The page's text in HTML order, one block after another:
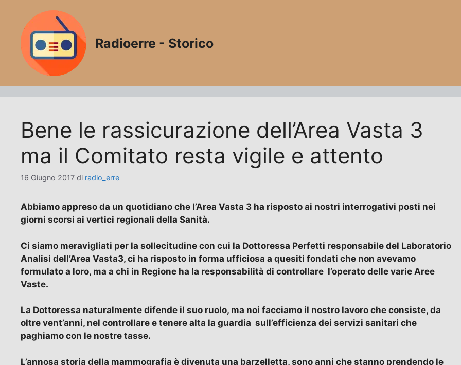
contenuto
Radioerre - Storico
Bene le rassicurazione dell’Area Vasta 3
ma il Comitato resta vigile e attento
16 Giugno 2017 di radio_erre
Abbiamo appreso da un quotidiano che l’Area Vasta 3 ha risposto ai nostri interrogativi posti nei
giorni scorsi ai vertici regionali della Sanità.
Ci siamo meravigliati per la sollecitudine con cui la Dottoressa Perfetti responsabile del Laboratorio
Analisi dell’Area Vasta3, ci ha risposto in forma ufficiosa a quesiti fondati che non avevamo
formulato a loro, ma a chi in Regione ha la responsabilità di controllare l’operato delle varie Aree
Vaste.
La Dottoressa naturalmente difende il suo ruolo, ma noi facciamo il nostro lavoro che consiste, da
oltre vent’anni, nel controllare e tenere alta la guardia sull’efficienza dei servizi sanitari che
paghiamo con le nostre tasse.
L’annosa storia della mammografia è divenuta una barzelletta, sono anni che stanno prendendo le